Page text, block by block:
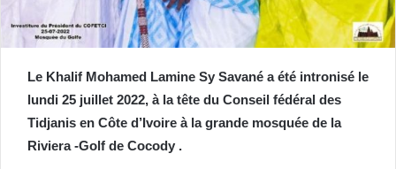
Le Khalif Mohamed Lamine Sy Savané a été intronisé le
lundi 25 juillet 2022, à la tête du Conseil fédéral des
Tidjanis en Côte d’Ivoire à la grande mosquée de la
Riviera -Golf de Cocody .